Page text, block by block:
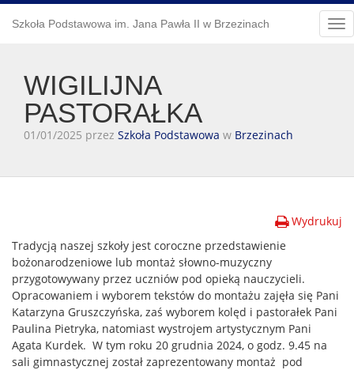
Szkoła Podstawowa im. Jana Pawła II w Brzezinach
WIGILIJNA
PASTORAŁKA
01/01/2025 przez Szkoła Podstawowa w Brzezinach
Wydrukuj
Tradycją naszej szkoły jest coroczne przedstawienie
bożonarodzeniowe lub montaż słowno-muzyczny
przygotowywany przez uczniów pod opieką nauczycieli.
Opracowaniem i wyborem tekstów do montażu zajęła się Pani
Katarzyna Gruszczyńska, zaś wyborem kolęd i pastorałek Pani
Paulina Pietryka, natomiast wystrojem artystycznym Pani
Agata Kurdek. W tym roku 20 grudnia 2024, o godz. 9.45 na
sali gimnastycznej został zaprezentowany montaż pod